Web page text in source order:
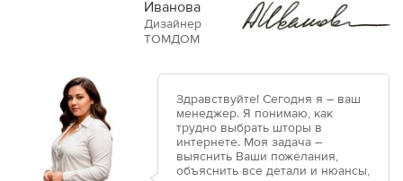
Иванова
Дизайнер
ТОМДОМ
Здравствуйте! Сегодня я – ваш
менеджер. Я понимаю, как
трудно выбрать шторы в
интернете. Моя задача –
выяснить Ваши пожелания,
объяснить все детали и нюансы,